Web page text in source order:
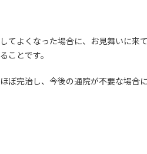
てよくなった場合に、お見舞いに来
ことです。
ぼ完治し、今後の通院が不要な場合